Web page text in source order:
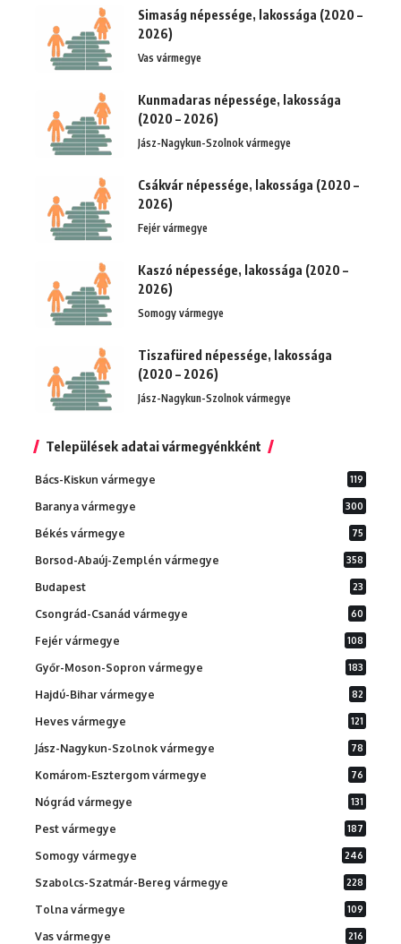
Simaság népessége, lakossága (2020 –
2026)
Vas vármegye
Kunmadaras népessége, lakossága
(2020 – 2026)
Jász-Nagykun-Szolnok vármegye
Csákvár népessége, lakossága (2020 –
2026)
Fejér vármegye
Kaszó népessége, lakossága (2020 –
2026)
Somogy vármegye
Tiszafüred népessége, lakossága
(2020 – 2026)
Jász-Nagykun-Szolnok vármegye
Települések adatai vármegyénkként
Bács-Kiskun vármegye 119
Baranya vármegye 300
Békés vármegye 75
Borsod-Abaúj-Zemplén vármegye 358
Budapest 23
Csongrád-Csanád vármegye 60
Fejér vármegye 108
Győr-Moson-Sopron vármegye 183
Hajdú-Bihar vármegye 82
Heves vármegye 121
Jász-Nagykun-Szolnok vármegye 78
Komárom-Esztergom vármegye 76
Nógrád vármegye 131
Pest vármegye 187
Somogy vármegye 246
Szabolcs-Szatmár-Bereg vármegye 228
Tolna vármegye 109
Vas vármegye 216